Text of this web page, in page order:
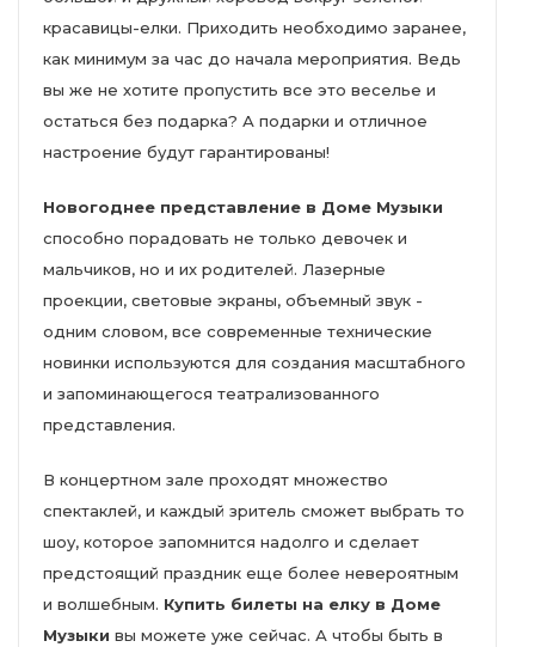
красавицы-елки. Приходить необходимо заранее,
как минимум за час до начала мероприятия. Ведь
вы же не хотите пропустить все это веселье и
остаться без подарка? А подарки и отличное
настроение будут гарантированы!
Новогоднее представление в Доме Музыки
способно порадовать не только девочек и
мальчиков, но и их родителей. Лазерные
проекции, световые экраны, объемный звук -
одним словом, все современные технические
новинки используются для создания масштабного
и запоминающегося театрализованного
представления.
В концертном зале проходят множество
спектаклей, и каждый зритель сможет выбрать то
шоу, которое запомнится надолго и сделает
предстоящий праздник еще более невероятным
и волшебным. Купить билеты на елку в Доме
Музыки вы можете уже сейчас. А чтобы быть в